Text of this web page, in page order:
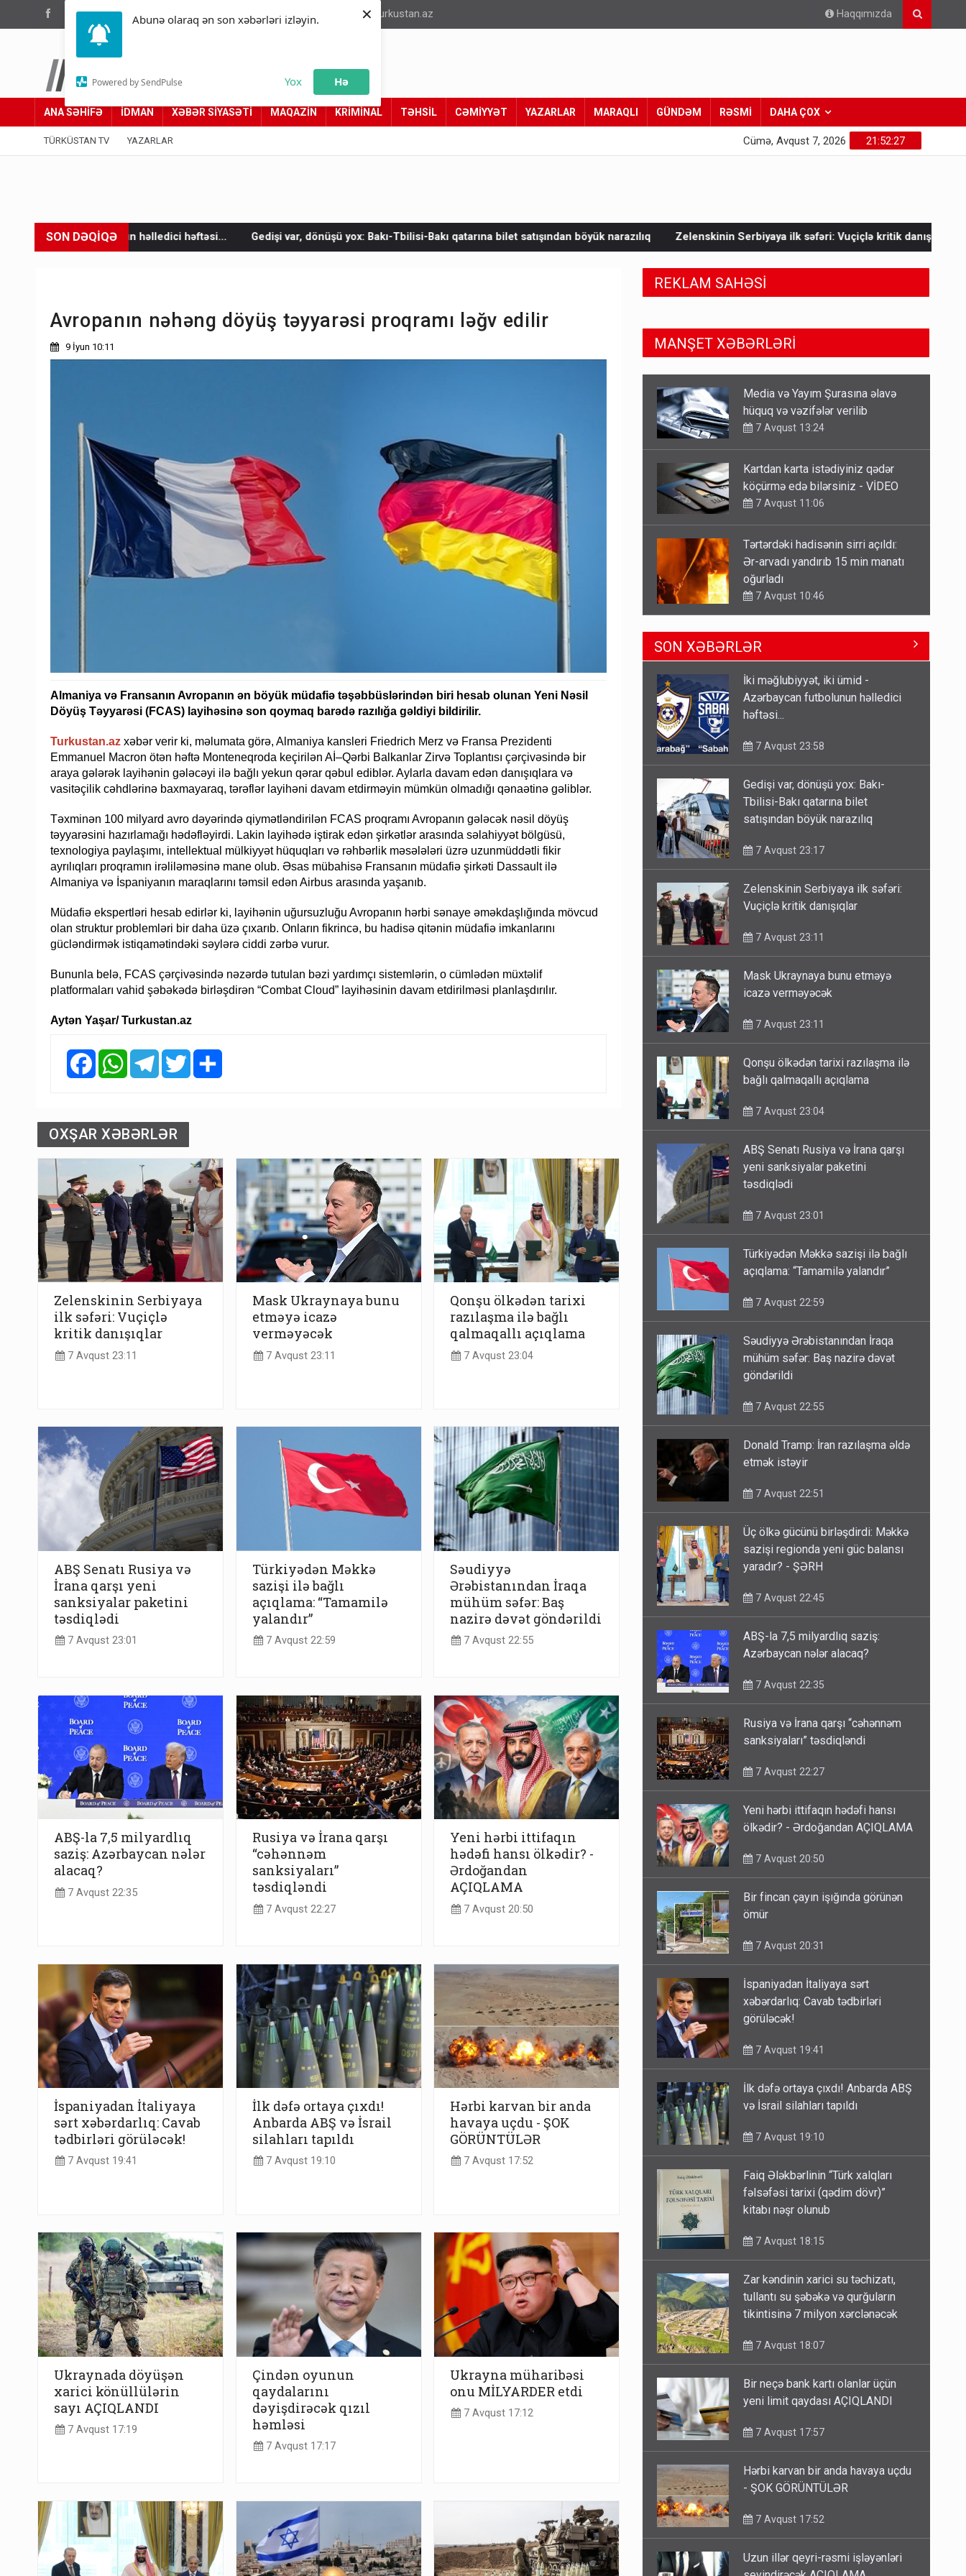
Abunə olaraq ən son xəbərləri izləyin.
Powered by SendPulse Yox Hə
×
(012) 449 94 05 info@turkustan.az Haqqımızda
Türküstan.az
Adımız yolumuzdur
ANA SƏHİFƏ İDMAN XƏBƏR SİYASƏTİ MAQAZİN KRİMİNAL TƏHSİL CƏMİYYƏT YAZARLAR MARAQLI GÜNDƏM RƏSMİ DAHA ÇOX
TÜRKÜSTAN TV YAZARLAR 21:52:29
Cümə, Avqust 7, 2026
SON DƏQİQƏ
həlledici həftəsi... Gedişi var, dönüşü yox: Bakı-Tbilisi-Bakı qatarına bilet satışından böyük narazılıq Zelenskinin Serbiyaya ilk səfəri: Vuçiçlə kritik danışıqlar Mask Ukraynaya
Avropanın nəhəng döyüş təyyarəsi proqramı ləğv edilir
9 İyun 10:11
Almaniya və Fransanın Avropanın ən böyük müdafiə təşəbbüslərindən biri hesab olunan Yeni Nəsil
Döyüş Təyyarəsi (FCAS) layihəsinə son qoymaq barədə razılığa gəldiyi bildirilir.
Turkustan.az xəbər verir ki, məlumata görə, Almaniya kansleri Friedrich Merz və Fransa Prezidenti
Emmanuel Macron ötən həftə Monteneqroda keçirilən Aİ–Qərbi Balkanlar Zirvə Toplantısı çərçivəsində bir
araya gələrək layihənin gələcəyi ilə bağlı yekun qərar qəbul ediblər. Aylarla davam edən danışıqlara və
vasitəçilik cəhdlərinə baxmayaraq, tərəflər layihəni davam etdirməyin mümkün olmadığı qənaətinə gəliblər.
Təxminən 100 milyard avro dəyərində qiymətləndirilən FCAS proqramı Avropanın gələcək nəsil döyüş
təyyarəsini hazırlamağı hədəfləyirdi. Lakin layihədə iştirak edən şirkətlər arasında səlahiyyət bölgüsü,
texnologiya paylaşımı, intellektual mülkiyyət hüquqları və rəhbərlik məsələləri üzrə uzunmüddətli fikir
ayrılıqları proqramın irəliləməsinə mane olub. Əsas mübahisə Fransanın müdafiə şirkəti Dassault ilə
Almaniya və İspaniyanın maraqlarını təmsil edən Airbus arasında yaşanıb.
Müdafiə ekspertləri hesab edirlər ki, layihənin uğursuzluğu Avropanın hərbi sənaye əməkdaşlığında mövcud
olan struktur problemləri bir daha üzə çıxarıb. Onların fikrincə, bu hadisə qitənin müdafiə imkanlarını
gücləndirmək istiqamətindəki səylərə ciddi zərbə vurur.
Bununla belə, FCAS çərçivəsində nəzərdə tutulan bəzi yardımçı sistemlərin, o cümlədən müxtəlif
platformaları vahid şəbəkədə birləşdirən “Combat Cloud” layihəsinin davam etdirilməsi planlaşdırılır.
Aytən Yaşar/ Turkustan.az
FacebookWhatsAppTelegramTwitter
OXŞAR XƏBƏRLƏR
Zelenskinin Serbiyaya
ilk səfəri: Vuçiçlə
kritik danışıqlar
7 Avqust 23:11
Mask Ukraynaya bunu
etməyə icazə
verməyəcək
7 Avqust 23:11
Qonşu ölkədən tarixi
razılaşma ilə bağlı
qalmaqallı açıqlama
7 Avqust 23:04
ABŞ Senatı Rusiya və
İrana qarşı yeni
sanksiyalar paketini
təsdiqlədi
7 Avqust 23:01
Türkiyədən Məkkə
sazişi ilə bağlı
açıqlama: “Tamamilə
yalandır”
7 Avqust 22:59
Səudiyyə
Ərəbistanından İraqa
mühüm səfər: Baş
nazirə dəvət göndərildi
7 Avqust 22:55
ABŞ-la 7,5 milyardlıq
saziş: Azərbaycan nələr
alacaq?
7 Avqust 22:35
Rusiya və İrana qarşı
“cəhənnəm
sanksiyaları”
təsdiqləndi
7 Avqust 22:27
Yeni hərbi ittifaqın
hədəfi hansı ölkədir? -
Ərdoğandan
AÇIQLAMA
7 Avqust 20:50
İspaniyadan İtaliyaya
sərt xəbərdarlıq: Cavab
tədbirləri görüləcək!
7 Avqust 19:41
İlk dəfə ortaya çıxdı!
Anbarda ABŞ və İsrail
silahları tapıldı
7 Avqust 19:10
Hərbi karvan bir anda
havaya uçdu - ŞOK
GÖRÜNTÜLƏR
7 Avqust 17:52
Ukraynada döyüşən
xarici könüllülərin
sayı AÇIQLANDI
7 Avqust 17:19
Çindən oyunun
qaydalarını
dəyişdirəcək qızıl
həmləsi
7 Avqust 17:17
Ukrayna müharibəsi
onu MİLYARDER etdi
7 Avqust 17:12
REKLAM SAHƏSİ
MANŞET XƏBƏRLƏRİ
Kartdan karta istədiyiniz qədər
köçürmə edə bilərsiniz - VİDEO
7 Avqust 11:06
Tərtərdəki hadisənin sirri açıldı:
Ər-arvadı yandırıb 15 min manatı
oğurladı
Əhaliyə hava ilə bağlı VACİB
XƏBƏRDARLIQ - Saat 11:00-dan…
7 Avqust 09:15
Gedişi var, dönüşü yox: Bakı-
Tbilisi-Bakı qatarına bilet
7 Avqust 23:17
Məhərrəmovun oğludur - DOSYE
Media və Yayım Şurasına əlavə
hüquq və vəzifələr verilib
SON XƏBƏRLƏR
İki məğlubiyyət, iki ümid -
Azərbaycan futbolunun həlledici
həftəsi...
7 Avqust 23:58
Gedişi var, dönüşü yox: Bakı-
Tbilisi-Bakı qatarına bilet
satışından böyük narazılıq
7 Avqust 23:17
Zelenskinin Serbiyaya ilk səfəri:
Vuçiçlə kritik danışıqlar
7 Avqust 23:11
Mask Ukraynaya bunu etməyə
icazə verməyəcək
7 Avqust 23:11
Qonşu ölkədən tarixi razılaşma ilə
bağlı qalmaqallı açıqlama
7 Avqust 23:04
ABŞ Senatı Rusiya və İrana qarşı
yeni sanksiyalar paketini
təsdiqlədi
7 Avqust 23:01
Türkiyədən Məkkə sazişi ilə bağlı
açıqlama: “Tamamilə yalandır”
7 Avqust 22:59
Səudiyyə Ərəbistanından İraqa
mühüm səfər: Baş nazirə dəvət
göndərildi
7 Avqust 22:55
Donald Tramp: İran razılaşma əldə
etmək istəyir
7 Avqust 22:51
Üç ölkə gücünü birləşdirdi: Məkkə
sazişi regionda yeni güc balansı
yaradır? - ŞƏRH
7 Avqust 22:45
ABŞ-la 7,5 milyardlıq saziş:
Azərbaycan nələr alacaq?
7 Avqust 22:35
Rusiya və İrana qarşı “cəhənnəm
sanksiyaları” təsdiqləndi
7 Avqust 22:27
Yeni hərbi ittifaqın hədəfi hansı
ölkədir? - Ərdoğandan AÇIQLAMA
7 Avqust 20:50
Bir fincan çayın işığında görünən
ömür
7 Avqust 20:31
İspaniyadan İtaliyaya sərt
xəbərdarlıq: Cavab tədbirləri
görüləcək!
7 Avqust 19:41
İlk dəfə ortaya çıxdı! Anbarda ABŞ
və İsrail silahları tapıldı
7 Avqust 19:10
Faiq Ələkbərlinin “Türk xalqları
fəlsəfəsi tarixi (qədim dövr)”
kitabı nəşr olunub
7 Avqust 18:15
Zar kəndinin xarici su təchizatı,
tullantı su şəbəkə və qurğuların
tikintisinə 7 milyon xərclənəcək
7 Avqust 18:07
Bir neçə bank kartı olanlar üçün
yeni limit qaydası AÇIQLANDI
7 Avqust 17:57
Hərbi karvan bir anda havaya uçdu
- ŞOK GÖRÜNTÜLƏR
7 Avqust 17:52
Uzun illər qeyri-rəsmi işləyənləri